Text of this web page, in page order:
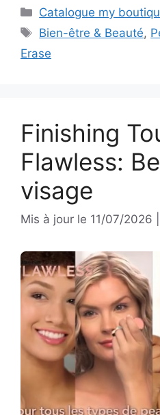
Catégories
Catalogue my
Étiquettes
Bien-être & Beauté,
Erase
Finishing
Flawless:
visage
Mis à jour le 11/07/2026